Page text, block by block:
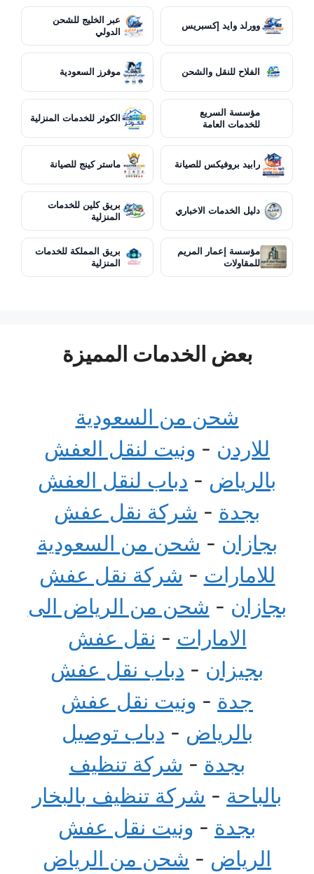
وورلد وايد إكسبريس
عبر الخليج للشحن
الدولي
الفلاح للنقل والشحن موفرز السعودية
مؤسسة السريع
للخدمات العامة
الكوثر للخدمات المنزلية
رابيد بروفيكس للصيانة ماستر كينج للصيانة
دليل الخدمات الاخباري
بريق كلين للخدمات
المنزلية
مؤسسة إعمار المريم
للمقاولات
بريق المملكة للخدمات
المنزلية
بعض الخدمات المميزة
شحن من السعودية
للاردن - ونيت لنقل العفش
بالرياض - دباب لنقل العفش
بجدة - شركة نقل عفش
بجازان - شحن من السعودية
للامارات - شركة نقل عفش
بجازان - شحن من الرياض الى
الامارات - نقل عفش
بجيزان - دباب نقل عفش
جدة - ونيت نقل عفش
بالرياض - دباب توصيل
بجدة - شركة تنظيف
بالباحة - شركة تنظيف بالبخار
بجدة - ونيت نقل عفش
الرياض - شحن من الرياض